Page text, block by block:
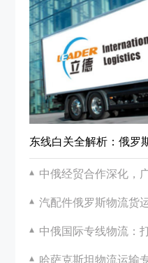
东线白关全解析：俄罗
中俄经贸合作深化，
汽配件俄罗斯物流货
中俄国际专线物流：
哈萨克斯坦物流运输